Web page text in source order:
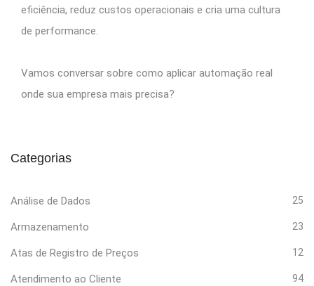
eficiência, reduz custos operacionais e cria uma cultura
de performance.
Vamos conversar sobre como aplicar automação real
onde sua empresa mais precisa?
Categorias
Análise de Dados 25
Armazenamento 23
Atas de Registro de Preços 12
Atendimento ao Cliente 94